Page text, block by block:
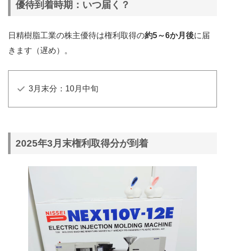
長野県および坂城町の特産品ギフト
500株以上：3,000円相当
優待到着時期：いつ届く？
日精樹脂工業の株主優待は権利取得の約5～6か月後に届
きます（遅め）。
3月末分：10月中旬
2025年3月末権利取得分が到着